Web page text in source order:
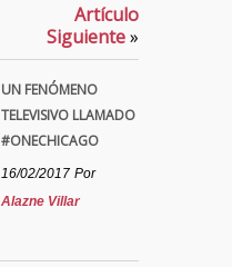
Artículo
Siguiente»
UN FENÓMENO
TELEVISIVO LLAMADO
#ONECHICAGO
16/02/2017 Por
Alazne Villar